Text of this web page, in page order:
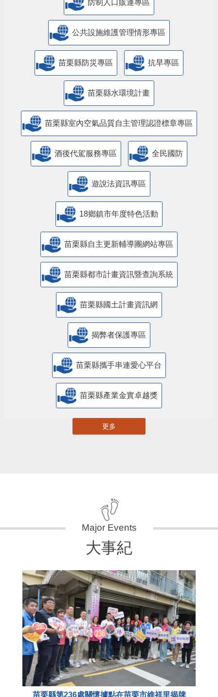
防制人口販運專區
​公共設施維護管理情形專區
苗栗縣防災專區 抗旱專區
苗栗縣水環境計畫
苗栗縣室內空氣品質自主管理認證標章專區
酒後代駕服務專區 全民國防
遊說法資訊專區
18鄉鎮市年度特色活動
苗栗縣自主更新輔導團網站專區
苗栗縣都市計畫資訊暨查詢系統
苗栗縣國土計畫資訊網
揭弊者保護專區
苗栗縣攜手串連愛心平台
苗栗縣產業金實卓越獎
更多
大事紀
苗栗縣第236處關懷據點在苗栗市維祥里揭牌